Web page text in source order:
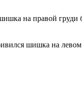
на правой
шишка на